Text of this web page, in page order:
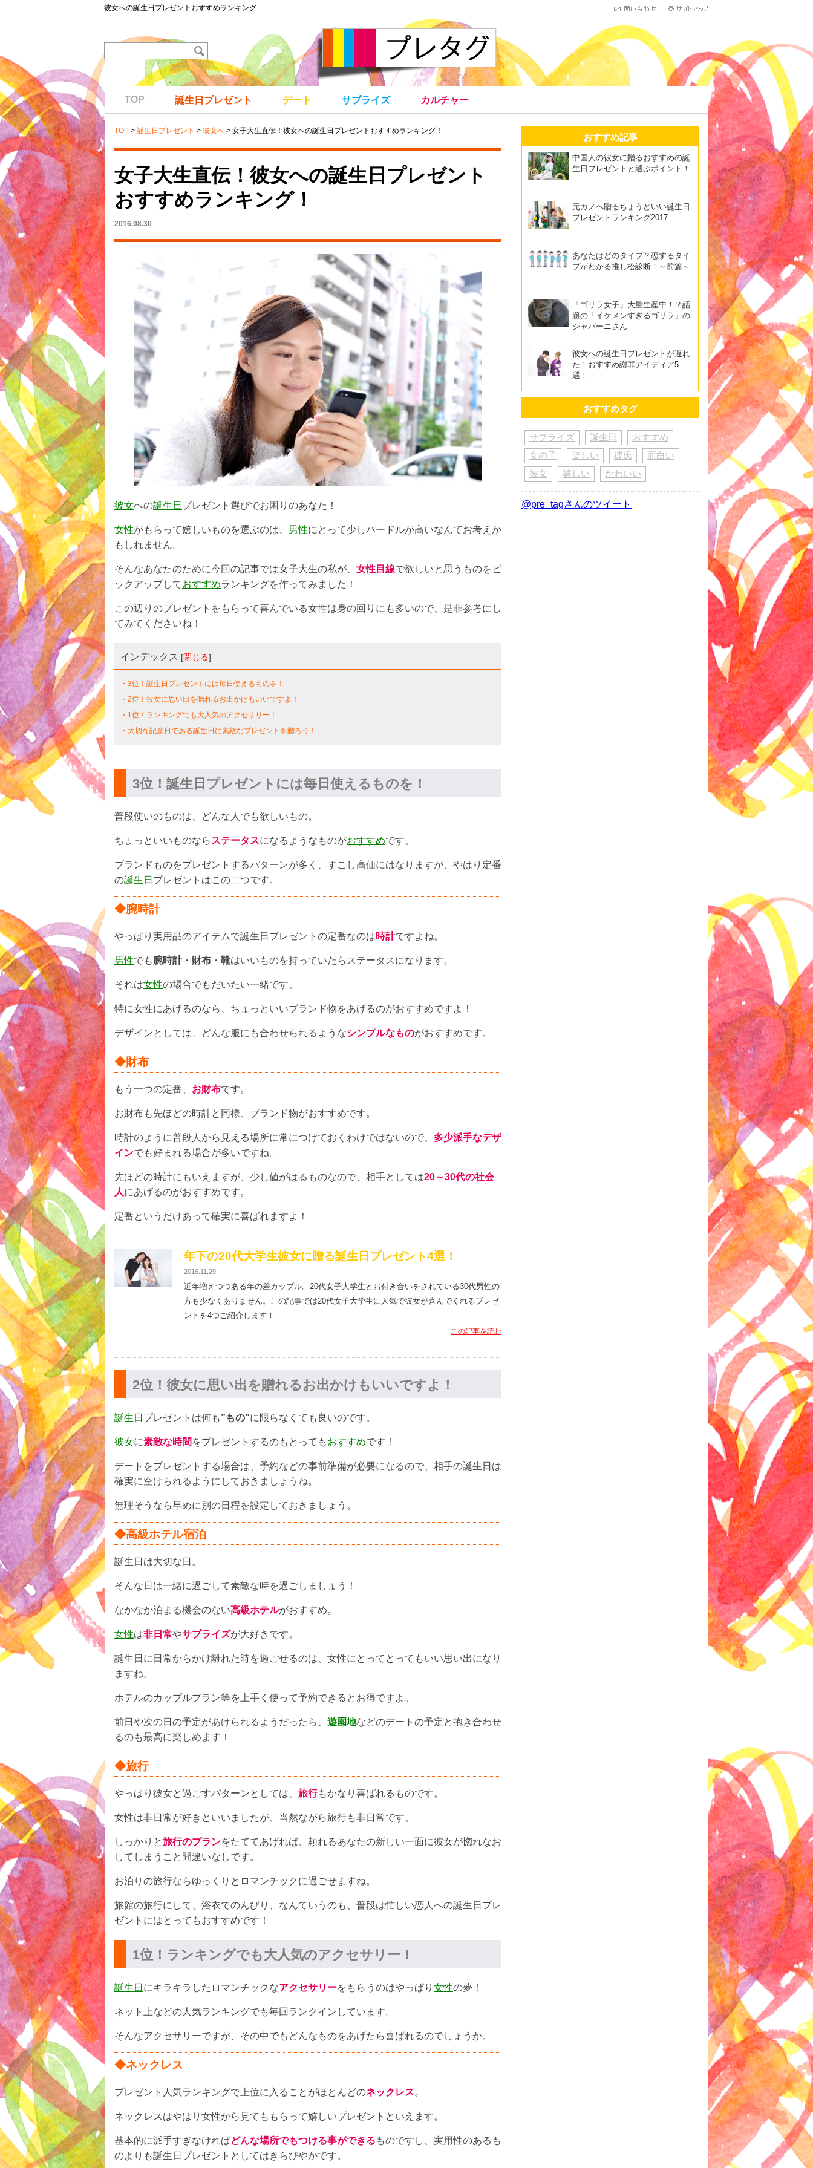
彼女への誕生日プレゼントおすすめランキング
TOP 誕生日プレゼント デート サプライズ カルチャー
TOP > 誕生日プレゼント > 彼女へ > 女子大生直伝！彼女への誕生日プレゼントおすすめランキング！
女子大生直伝！彼女への誕生日プレゼント
おすすめランキング！
2016.08.30
彼女への誕生日 プレゼント選びでお困りのあなた！
女性がもらって嬉しいものを選ぶのは、 男性にとって少しハードルが高いなんてお考えか
もしれません。
そんなあなたのために今回の記事では女子大生の私が、 女性目線で欲しいと思うものをピ
ックアップしておすすめランキングを作ってみました！
この辺りのプレゼントをもらって喜んでいる女性は身の回りにも多いので、是非参考にし
てみてくださいね！
インデックス [閉じる]
・3位！誕生日プレゼントには毎日使えるものを！
・2位！彼女に思い出を贈れるお出かけもいいですよ！
・1位！ランキングでも大人気のアクセサリー！
・大切な記念日である誕生日に素敵なプレゼントを贈ろう！
3位！誕生日プレゼントには毎日使えるものを！
普段使いのものは、どんな人でも欲しいもの。
ちょっといいものなら ステータスになるようなものがおすすめです。
ブランドものをプレゼントするパターンが多く、すこし高価にはなりますが、やはり定番
の誕生日 プレゼントはこの二つです。
◆腕時計
やっぱり実用品のアイテムで誕生日プレゼントの定番なのは時計ですよね。
男性でも腕時計・ 財布 ・ 靴はいいものを持っていたらステータスになります。
それは女性の場合でもだいたい一緒です。
特に女性にあげるのなら、ちょっといいブランド物をあげるのがおすすめですよ！
デザインとしては、どんな服にも合わせられるようなシンプルなものがおすすめです。
◆財布
もう一つの定番、 お財布です。
お財布も先ほどの時計と同様、ブランド物がおすすめです。
時計のように普段人から見える場所に常につけておくわけではないので、 多少派手なデザ
インでも好まれる場合が多いですね。
先ほどの時計にもいえますが、少し値がはるものなので、相手としては20～30代の社会
人にあげるのがおすすめです。
定番というだけあって確実に喜ばれますよ！
年下の20代大学生彼女に贈る誕生日プレゼント4選！
2016.11.29
近年増えつつある年の差カップル。20代女子大学生とお付き合いをされている30代男性の
方も少なくありません。この記事では20代女子大学生に人気で彼女が喜んでくれるプレゼ
ントを4つご紹介します！
この記事を読む
2位！彼女に思い出を贈れるお出かけもいいですよ！
誕生日 プレゼントは何も”もの”に限らなくても良いのです。
彼女に素敵な時間 をプレゼントするのもとってもおすすめです！
デートをプレゼントする場合は、予約などの事前準備が必要になるので、相手の誕生日は
確実に空けられるようにしておきましょうね。
無理そうなら早めに別の日程を設定しておきましょう。
◆高級ホテル宿泊
誕生日は大切な日。
そんな日は一緒に過ごして素敵な時を過ごしましょう！
なかなか泊まる機会のない高級ホテルがおすすめ。
女性は非日常やサプライズが大好きです。
誕生日に日常からかけ離れた時を過ごせるのは、女性にとってとってもいい思い出になり
ますね。
ホテルのカップルプラン等を上手く使って予約できるとお得ですよ。
前日や次の日の予定があけられるようだったら、 遊園地などのデートの予定と抱き合わせ
るのも最高に楽しめます！
◆旅行
やっぱり彼女と過ごすパターンとしては、 旅行もかなり喜ばれるものです。
女性は非日常が好きといいましたが、当然ながら旅行も非日常です。
しっかりと旅行のプランをたててあげれば、頼れるあなたの新しい一面に彼女が惚れなお
してしまうこと間違いなしです。
お泊りの旅行ならゆっくりとロマンチックに過ごせますね。
旅館の旅行にして、浴衣でのんびり、なんていうのも、普段は忙しい恋人への誕生日プレ
ゼントにはとってもおすすめです！
1位！ランキングでも大人気のアクセサリー！
誕生日 にキラキラしたロマンチックなアクセサリーをもらうのはやっぱり 女性の夢！
ネット上などの人気ランキングでも毎回ランクインしています。
そんなアクセサリーですが、その中でもどんなものをあげたら喜ばれるのでしょうか。
◆ネックレス
プレゼント人気ランキングで上位に入ることがほとんどのネックレス。
ネックレスはやはり女性から見てももらって嬉しいプレゼントといえます。
基本的に派手すぎなければどんな場所でもつける事ができる ものですし、実用性のあるも
のよりも誕生日プレゼントとしてはきらびやかです。
おすすめ記事
中国人の彼女に贈るおすすめの誕
生日プレゼントと選ぶポイント！
元カノへ贈るちょうどいい誕生日
プレゼントランキング2017
あなたはどのタイプ？恋するタイ
プがわかる推し松診断！～前篇～
「ゴリラ女子」大量生産中！？話
題の「イケメンすぎるゴリラ」の
シャバーニさん
彼女への誕生日プレゼントが遅れ
た！おすすめ謝罪アイディア5
選！
おすすめタグ
サプライズ 誕生日
おすすめ
女の子
楽しい 彼氏
面白い
彼女
嬉しい かわいい
@pre_tagさんのツイート